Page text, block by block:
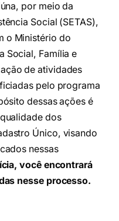
por meio da
Social (SETAS),
o Ministério do
Social, Família e
de atividades
pelo programa
dessas ações é
dos
Único, visando
nessas
você encontrará
nesse processo.